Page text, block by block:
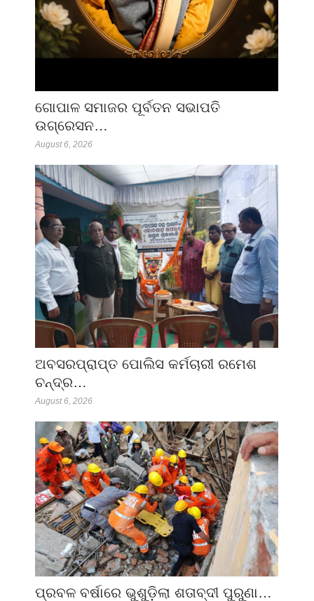
ଗୋପାଳ ସମାଜର ପୂର୍ବତନ ସଭାପତି
ଉଗ୍ରେସନ…
August 6, 2026
ଅବସରପ୍ରାପ୍ତ ପୋଲିସ କର୍ମଚାରୀ ରମେଶ
ଚନ୍ଦ୍ର…
August 6, 2026
ପ୍ରବଳ ବର୍ଷାରେ ଭୁଶୁଡ଼ିଲା ଶତାବ୍ଦୀ ପୁରୁଣା…